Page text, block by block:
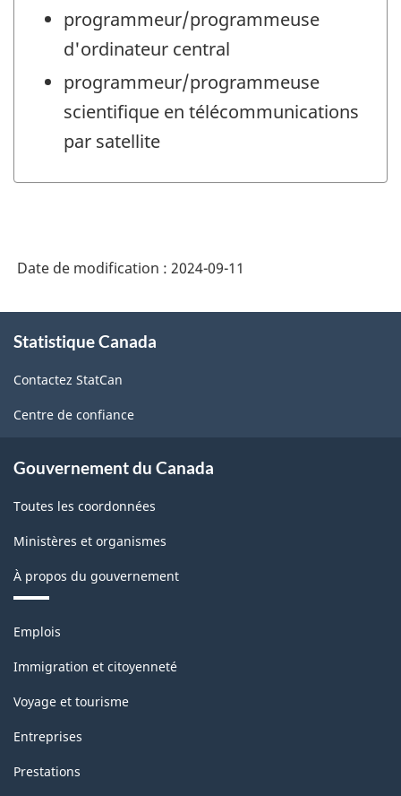
programmeur/programmeuse
d'ordinateur central
programmeur/programmeuse
scientifique en télécommunications
par satellite
Date de modification : 2024-09-11
propos
ce
site
Statistique Canada
Contactez StatCan
Centre de confiance
Gouvernement du Canada
Toutes les coordonnées
Ministères et organismes
À propos du gouvernement
Thèmes
sujets
Emplois
Immigration et citoyenneté
Voyage et tourisme
Entreprises
Prestations